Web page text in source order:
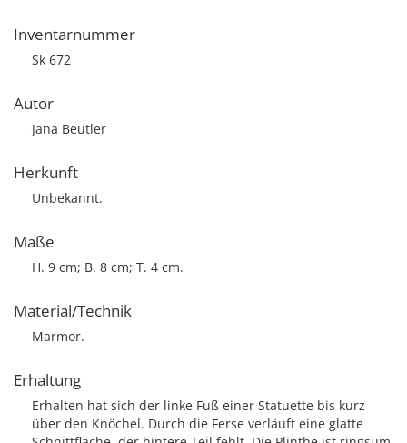
Inventarnummer
Sk 672
Autor
Jana Beutler
Herkunft
Unbekannt.
Maße
H. 9 cm; B. 8 cm; T. 4 cm.
Material/Technik
Marmor.
Erhaltung
Erhalten hat sich der linke Fuß einer Statuette bis kurz
über den Knöchel. Durch die Ferse verläuft eine glatte